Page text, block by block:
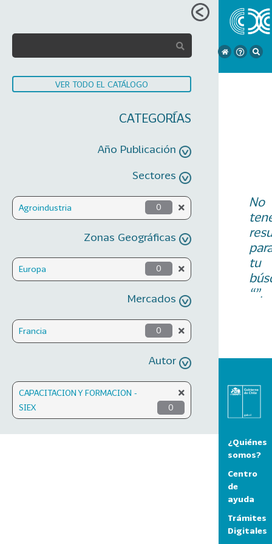
VER TODO EL CATÁLOGO
CATEGORÍAS
Año Publicación
Sectores
Agroindustria 0
Zonas Geográficas
Europa 0
Mercados
Francia 0
Autor
CAPACITACION Y FORMACION -
SIEX
0
No
tu
“”.
¿Quiénes
somos?
Centro
de
ayuda
Trámites
Digitales